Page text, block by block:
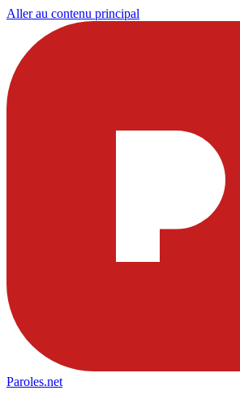
Aller au contenu principal
Paroles.net